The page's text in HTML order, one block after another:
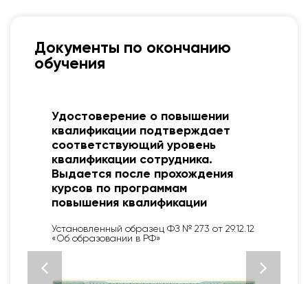
Документы по окончанию
обучения
Удостоверение о повышении
квалификации подтверждает
соответствующий уровень
квалификации сотрудника.
Выдается после прохождения
курсов по программам
повышения квалификации
Установленный образец ФЗ № 273 от 29.12.12
«Об образовании в РФ»